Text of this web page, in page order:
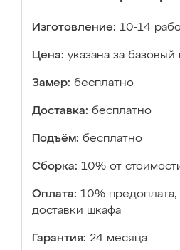
Изготовление: 10-14
Цена: указана за
Замер: бесплатно
Доставка: бесплатно
Подъём: бесплатно
Сборка: 10% от
Оплата: 10%
доставки шкафа
Гарантия: 24 месяца